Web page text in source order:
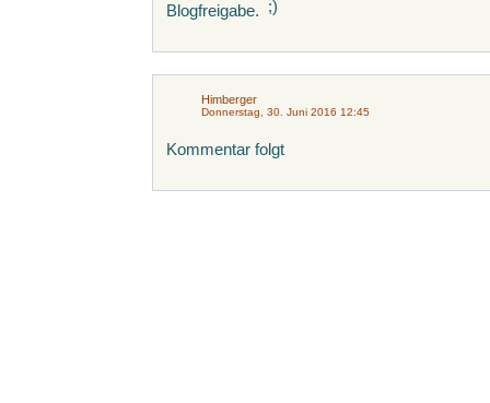
Blogfreigabe.
Himberger
Donnerstag, 30. Juni 2016 12:45
Kommentar folgt